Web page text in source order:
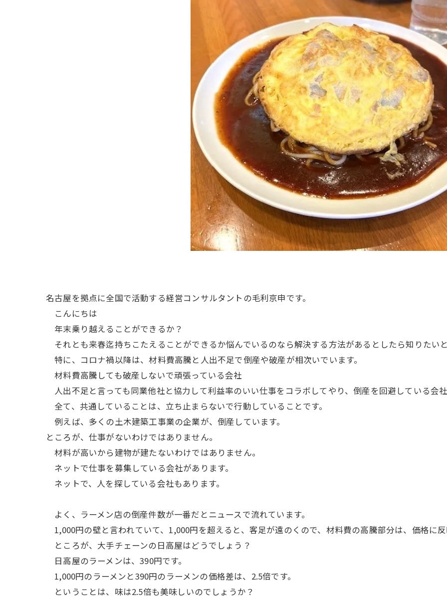
名古屋を拠点に全国で活動する経営コンサルタントの毛利京申です。
こんにちは
年末乗り越えることができるか？
それとも来春迄持ちこたえることができるか悩んでいるのなら解決する方法があるとしたら知りたい
特に、コロナ禍以降は、材料費高騰と人出不足で倒産や破産が相次いでいます。
材料費高騰しても破産しないで頑張っている会社
人出不足と言っても同業他社と協力して利益率のいい仕事をコラボしてやり、倒産を回避している会
全て、共通していることは、立ち止まらないで行動していることです。
例えば、多くの土木建築工事業の企業が、倒産しています。
ところが、仕事がないわけではありません。
材料が高いから建物が建たないわけではありません。
ネットで仕事を募集している会社があります。
ネットで、人を探している会社もあります。
よく、ラーメン店の倒産件数が一番だとニュースで流れています。
1,000円の壁と言われていて、1,000円を超えると、客足が遠のくので、材料費の高騰部分は、価格に
ところが、大手チェーンの日高屋はどうでしょう？
日高屋のラーメンは、390円です。
1,000円のラーメンと390円のラーメンの価格差は、2.5倍です。
ということは、味は2.5倍も美味しいのでしょうか？